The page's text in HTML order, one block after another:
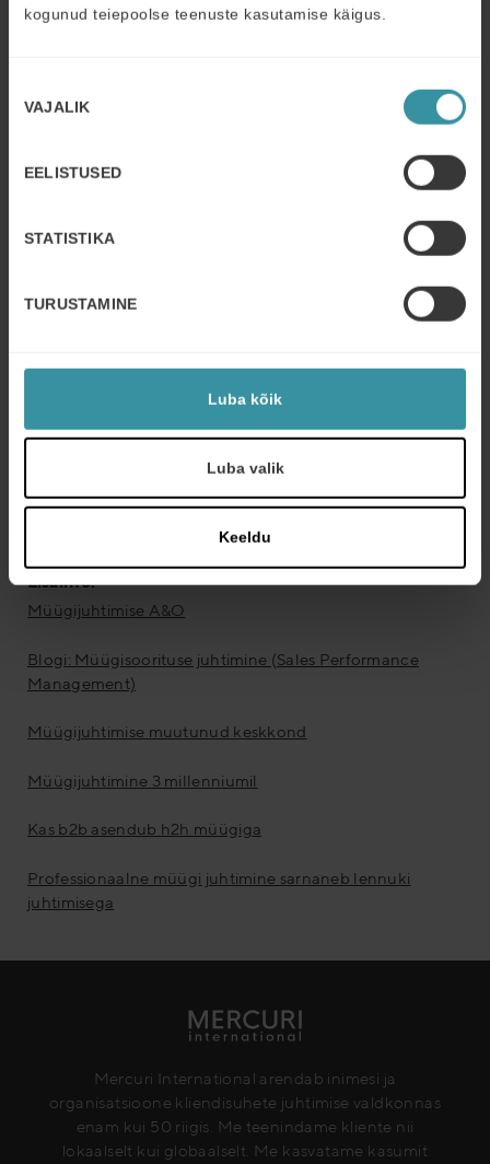
kogunud teiepoolse teenuste kasutamise käigus.
valik
VAJALIK
EELISTUSED
STATISTIKA
TURUSTAMINE
Luba kõik
Luba valik
Keeldu
Arenemise eelduseks on aeg maha võtta
, analüüsida
Tule ja arutame koos oma ala professionaalidega, kuidas
Koolitus Müügipersonali juhtimine
ESITLUS: B2B müügi organisatsiooni ja inimeste juhtimine
Lisainfo:
Müügijuhtimise A&O
Blogi: Müügisoorituse juhtimine (Sales Performance
Management)
Müügijuhtimise muutunud keskkond
Müügijuhtimine 3 millenniumil
Kas b2b asendub h2h müügiga
Professionaalne müügi juhtimine sarnaneb lennuki
juhtimisega
Mercuri International arendab inimesi ja
organisatsioone kliendisuhete juhtimise valdkonnas
enam kui 50 riigis. Me teenindame kliente nii
lokaalselt kui globaalselt. Me kasvatame kasumit